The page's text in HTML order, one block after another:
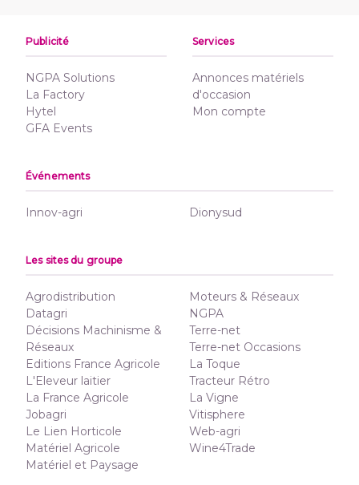
Publicité
NGPA Solutions
La Factory
Hytel
GFA Events
Services
Annonces matériels
d'occasion
Mon compte
Événements
Innov-agri Dionysud
Les sites du groupe
Agrodistribution
Datagri
Décisions Machinisme &
Réseaux
Editions France Agricole
L'Eleveur laitier
La France Agricole
Jobagri
Le Lien Horticole
Matériel Agricole
Matériel et Paysage
Moteurs & Réseaux
NGPA
Terre-net
Terre-net Occasions
La Toque
Tracteur Rétro
La Vigne
Vitisphere
Web-agri
Wine4Trade